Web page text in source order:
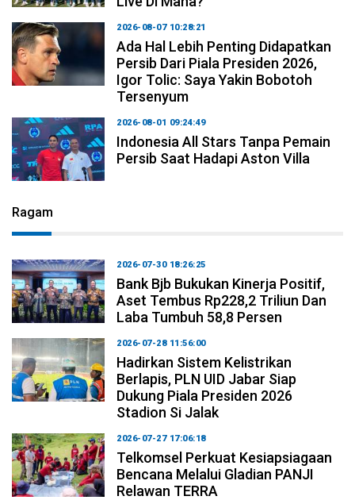
2026-08-07 10:28:21
Ada Hal Lebih Penting Didapatkan
Persib Dari Piala Presiden 2026,
Igor Tolic: Saya Yakin Bobotoh
Tersenyum
2026-08-01 09:24:49
Indonesia All Stars Tanpa Pemain
Persib Saat Hadapi Aston Villa
Ragam
2026-07-30 18:26:25
Bank Bjb Bukukan Kinerja Positif,
Aset Tembus Rp228,2 Triliun Dan
Laba Tumbuh 58,8 Persen
2026-07-28 11:56:00
Hadirkan Sistem Kelistrikan
Berlapis, PLN UID Jabar Siap
Dukung Piala Presiden 2026
Stadion Si Jalak
2026-07-27 17:06:18
Telkomsel Perkuat Kesiapsiagaan
Bencana Melalui Gladian PANJI
Relawan TERRA